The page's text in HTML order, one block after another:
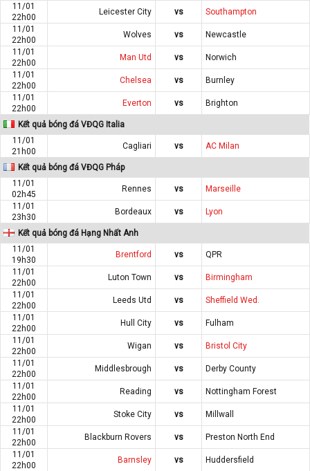
11/01
22h00
Leicester City vs
Southampton
11/01
22h00
Wolves vs
Newcastle
11/01
22h00
Man Utd vs
Norwich
11/01
22h00
Chelsea vs
Burnley
11/01
22h00
Everton vs Brighton
Kết quả bóng đá VĐQG Italia
11/01
21h00
Cagliari vs AC Milan
Kết quả bóng đá VĐQG Pháp
11/01
02h45
Rennes vs
Marseille
11/01
23h30
Bordeaux vs Lyon
Kết quả bóng đá Hạng Nhất Anh
11/01
19h30
Brentford vs
QPR
11/01
22h00
Luton Town vs
Birmingham
11/01
22h00
Leeds Utd vs
Sheffield Wed.
11/01
22h00
Hull City vs
Fulham
11/01
22h00
Wigan vs
Bristol City
11/01
22h00
Middlesbrough vs
Derby County
11/01
22h00
Reading vs
Nottingham Forest
11/01
22h00
Stoke City vs
Millwall
11/01
22h00
Blackburn Rovers vs
Preston North End
11/01
22h00
Barnsley vs
Huddersfield